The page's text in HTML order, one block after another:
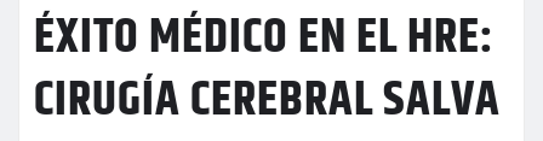
ÉXITO MÉDICO EN EL HRE:
CIRUGÍA CEREBRAL SALVA